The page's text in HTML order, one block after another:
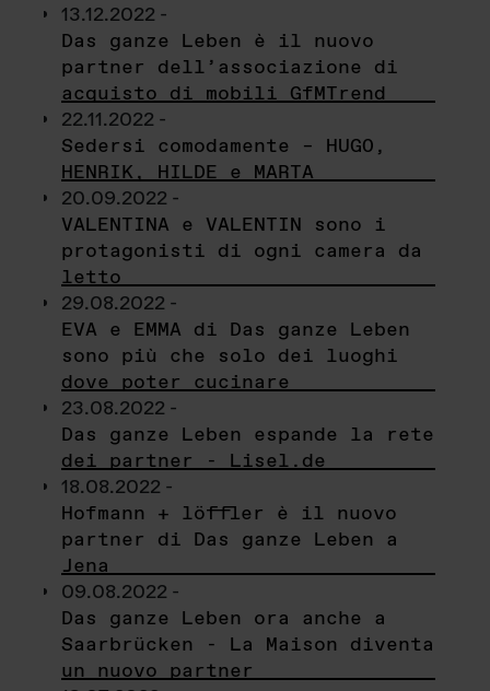
13.12.2022 -
Das ganze Leben è il nuovo
partner dell’associazione di
acquisto di mobili GfMTrend
22.11.2022 -
Sedersi comodamente – HUGO,
HENRIK, HILDE e MARTA
20.09.2022 -
VALENTINA e VALENTIN sono i
protagonisti di ogni camera da
letto
29.08.2022 -
EVA e EMMA di Das ganze Leben
sono più che solo dei luoghi
dove poter cucinare
23.08.2022 -
Das ganze Leben espande la rete
dei partner - Lisel.de
18.08.2022 -
Hofmann + löffler è il nuovo
partner di Das ganze Leben a
Jena
09.08.2022 -
Das ganze Leben ora anche a
Saarbrücken - La Maison diventa
un nuovo partner